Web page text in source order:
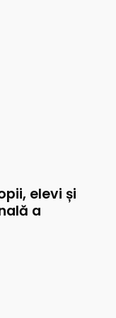
elevi și
a